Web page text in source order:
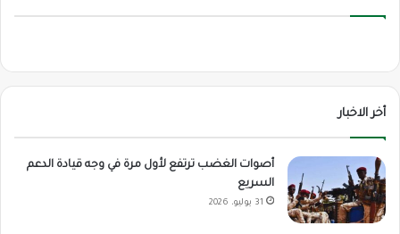
أخر الاخبار
أصوات الغضب ترتفع لأول مرة في وجه قيادة الدعم
السريع
31 يوليو، 2026